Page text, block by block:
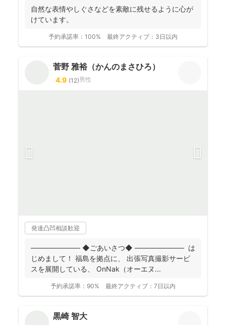
自然な表情やしぐさなどを素敵に残せるように心が
けています。
予約承諾率： 100% 最終アクティブ： 3日以内
菅野 雅裕（かんのまさひろ）
4.9 (12)男性
発達凸凹相談歓迎
――――――― ◆ごあいさつ◆ ――――――― は
じめまして！ 福島を拠点に、 出張写真撮影サービ
スを展開している、 OnNak（オーエヌ...
予約承諾率： 90% 最終アクティブ： 7日以内
黒崎 智大